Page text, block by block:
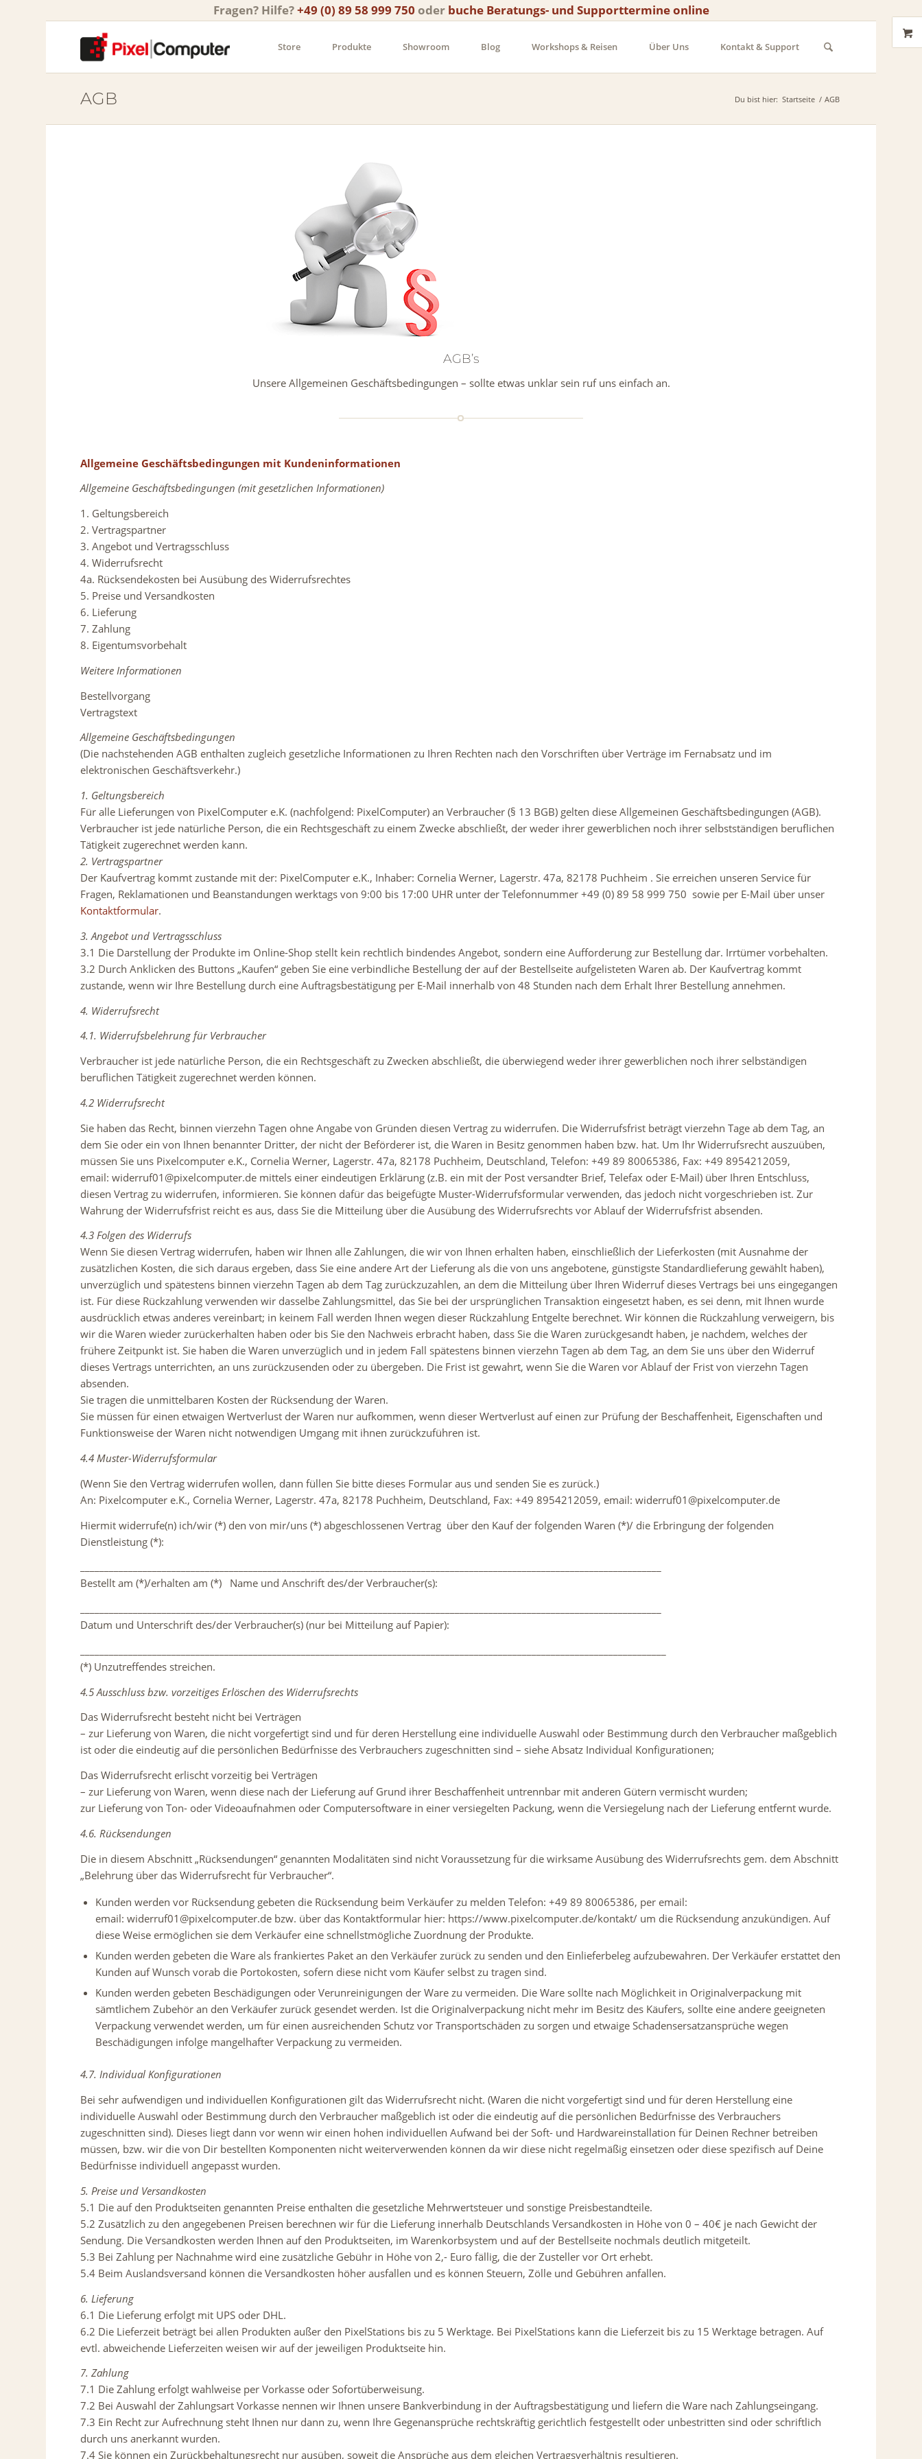
Fragen? Hilfe?+49 (0) 89 58 999 750 oder buche Beratungs- und Supporttermine online
Store Produkte Showroom Blog Workshops & Reisen Über Uns Kontakt & Support
AGB Du bist hier: Startseite / AGB
AGB’s
Unsere Allgemeinen Geschäftsbedingungen – sollte etwas unklar sein ruf uns einfach an.
Allgemeine Geschäftsbedingungen mit Kundeninformationen
Allgemeine Geschäftsbedingungen (mit gesetzlichen Informationen)
1. Geltungsbereich
2. Vertragspartner
3. Angebot und Vertragsschluss
4. Widerrufsrecht
4a. Rücksendekosten bei Ausübung des Widerrufsrechtes
5. Preise und Versandkosten
6. Lieferung
7. Zahlung
8. Eigentumsvorbehalt
Weitere Informationen
Bestellvorgang
Vertragstext
Allgemeine Geschäftsbedingungen
(Die nachstehenden AGB enthalten zugleich gesetzliche Informationen zu Ihren Rechten nach den Vorschriften über Verträge im Fernabsatz und im
elektronischen Geschäftsverkehr.)
1. Geltungsbereich
Für alle Lieferungen von PixelComputer e.K. (nachfolgend: PixelComputer) an Verbraucher (§ 13 BGB) gelten diese Allgemeinen Geschäftsbedingungen (AGB).
Verbraucher ist jede natürliche Person, die ein Rechtsgeschäft zu einem Zwecke abschließt, der weder ihrer gewerblichen noch ihrer selbstständigen beruflichen
Tätigkeit zugerechnet werden kann.
2. Vertragspartner
Der Kaufvertrag kommt zustande mit der: PixelComputer e.K., Inhaber: Cornelia Werner, Lagerstr. 47a, 82178 Puchheim . Sie erreichen unseren Service für
Fragen, Reklamationen und Beanstandungen werktags von 9:00 bis 17:00 UHR unter der Telefonnummer +49 (0) 89 58 999 750 sowie per E-Mail über unser
Kontaktformular.
3. Angebot und Vertragsschluss
3.1 Die Darstellung der Produkte im Online-Shop stellt kein rechtlich bindendes Angebot, sondern eine Aufforderung zur Bestellung dar. Irrtümer vorbehalten.
3.2 Durch Anklicken des Buttons „Kaufen“ geben Sie eine verbindliche Bestellung der auf der Bestellseite aufgelisteten Waren ab. Der Kaufvertrag kommt
zustande, wenn wir Ihre Bestellung durch eine Auftragsbestätigung per E-Mail innerhalb von 48 Stunden nach dem Erhalt Ihrer Bestellung annehmen.
4. Widerrufsrecht
4.1. Widerrufsbelehrung für Verbraucher
Verbraucher ist jede natürliche Person, die ein Rechtsgeschäft zu Zwecken abschließt, die überwiegend weder ihrer gewerblichen noch ihrer selbständigen
beruflichen Tätigkeit zugerechnet werden können.
4.2 Widerrufsrecht
Sie haben das Recht, binnen vierzehn Tagen ohne Angabe von Gründen diesen Vertrag zu widerrufen. Die Widerrufsfrist beträgt vierzehn Tage ab dem Tag, an
dem Sie oder ein von Ihnen benannter Dritter, der nicht der Beförderer ist, die Waren in Besitz genommen haben bzw. hat. Um Ihr Widerrufsrecht auszuüben,
müssen Sie uns Pixelcomputer e.K., Cornelia Werner, Lagerstr. 47a, 82178 Puchheim, Deutschland, Telefon: +49 89 80065386, Fax: +49 8954212059,
email: widerruf01@pixelcomputer.de mittels einer eindeutigen Erklärung (z.B. ein mit der Post versandter Brief, Telefax oder E-Mail) über Ihren Entschluss,
diesen Vertrag zu widerrufen, informieren. Sie können dafür das beigefügte Muster-Widerrufsformular verwenden, das jedoch nicht vorgeschrieben ist. Zur
Wahrung der Widerrufsfrist reicht es aus, dass Sie die Mitteilung über die Ausübung des Widerrufsrechts vor Ablauf der Widerrufsfrist absenden.
4.3 Folgen des Widerrufs
Wenn Sie diesen Vertrag widerrufen, haben wir Ihnen alle Zahlungen, die wir von Ihnen erhalten haben, einschließlich der Lieferkosten (mit Ausnahme der
zusätzlichen Kosten, die sich daraus ergeben, dass Sie eine andere Art der Lieferung als die von uns angebotene, günstigste Standardlieferung gewählt haben),
unverzüglich und spätestens binnen vierzehn Tagen ab dem Tag zurückzuzahlen, an dem die Mitteilung über Ihren Widerruf dieses Vertrags bei uns eingegangen
ist. Für diese Rückzahlung verwenden wir dasselbe Zahlungsmittel, das Sie bei der ursprünglichen Transaktion eingesetzt haben, es sei denn, mit Ihnen wurde
ausdrücklich etwas anderes vereinbart; in keinem Fall werden Ihnen wegen dieser Rückzahlung Entgelte berechnet. Wir können die Rückzahlung verweigern, bis
wir die Waren wieder zurückerhalten haben oder bis Sie den Nachweis erbracht haben, dass Sie die Waren zurückgesandt haben, je nachdem, welches der
frühere Zeitpunkt ist. Sie haben die Waren unverzüglich und in jedem Fall spätestens binnen vierzehn Tagen ab dem Tag, an dem Sie uns über den Widerruf
dieses Vertrags unterrichten, an uns zurückzusenden oder zu übergeben. Die Frist ist gewahrt, wenn Sie die Waren vor Ablauf der Frist von vierzehn Tagen
absenden.
Sie tragen die unmittelbaren Kosten der Rücksendung der Waren.
Sie müssen für einen etwaigen Wertverlust der Waren nur aufkommen, wenn dieser Wertverlust auf einen zur Prüfung der Beschaffenheit, Eigenschaften und
Funktionsweise der Waren nicht notwendigen Umgang mit ihnen zurückzuführen ist.
4.4 Muster-Widerrufsformular
(Wenn Sie den Vertrag widerrufen wollen, dann füllen Sie bitte dieses Formular aus und senden Sie es zurück.)
An: Pixelcomputer e.K., Cornelia Werner, Lagerstr. 47a, 82178 Puchheim, Deutschland, Fax: +49 8954212059, email: widerruf01@pixelcomputer.de
Hiermit widerrufe(n) ich/wir (*) den von mir/uns (*) abgeschlossenen Vertrag über den Kauf der folgenden Waren (*)/ die Erbringung der folgenden
Dienstleistung (*):
Bestellt am (*)/erhalten am (*) Name und Anschrift des/der Verbraucher(s):
Datum und Unterschrift des/der Verbraucher(s) (nur bei Mitteilung auf Papier):
(*) Unzutreffendes streichen.
4.5 Ausschluss bzw. vorzeitiges Erlöschen des Widerrufsrechts
Das Widerrufsrecht besteht nicht bei Verträgen
– zur Lieferung von Waren, die nicht vorgefertigt sind und für deren Herstellung eine individuelle Auswahl oder Bestimmung durch den Verbraucher maßgeblich
ist oder die eindeutig auf die persönlichen Bedürfnisse des Verbrauchers zugeschnitten sind – siehe Absatz Individual Konfigurationen;
Das Widerrufsrecht erlischt vorzeitig bei Verträgen
– zur Lieferung von Waren, wenn diese nach der Lieferung auf Grund ihrer Beschaffenheit untrennbar mit anderen Gütern vermischt wurden;
zur Lieferung von Ton- oder Videoaufnahmen oder Computersoftware in einer versiegelten Packung, wenn die Versiegelung nach der Lieferung entfernt wurde.
4.6. Rücksendungen
Die in diesem Abschnitt „Rücksendungen“ genannten Modalitäten sind nicht Voraussetzung für die wirksame Ausübung des Widerrufsrechts gem. dem Abschnitt
„Belehrung über das Widerrufsrecht für Verbraucher“.
Kunden werden vor Rücksendung gebeten die Rücksendung beim Verkäufer zu melden Telefon: +49 89 80065386, per email:
email: widerruf01@pixelcomputer.de bzw. über das Kontaktformular hier: https://www.pixelcomputer.de/kontakt/ um die Rücksendung anzukündigen. Auf
diese Weise ermöglichen sie dem Verkäufer eine schnellstmögliche Zuordnung der Produkte.
Kunden werden gebeten die Ware als frankiertes Paket an den Verkäufer zurück zu senden und den Einlieferbeleg aufzubewahren. Der Verkäufer erstattet den
Kunden auf Wunsch vorab die Portokosten, sofern diese nicht vom Käufer selbst zu tragen sind.
Kunden werden gebeten Beschädigungen oder Verunreinigungen der Ware zu vermeiden. Die Ware sollte nach Möglichkeit in Originalverpackung mit
sämtlichem Zubehör an den Verkäufer zurück gesendet werden. Ist die Originalverpackung nicht mehr im Besitz des Käufers, sollte eine andere geeigneten
Verpackung verwendet werden, um für einen ausreichenden Schutz vor Transportschäden zu sorgen und etwaige Schadensersatzansprüche wegen
Beschädigungen infolge mangelhafter Verpackung zu vermeiden.
4.7. Individual Konfigurationen
Bei sehr aufwendigen und individuellen Konfigurationen gilt das Widerrufsrecht nicht. (Waren die nicht vorgefertigt sind und für deren Herstellung eine
individuelle Auswahl oder Bestimmung durch den Verbraucher maßgeblich ist oder die eindeutig auf die persönlichen Bedürfnisse des Verbrauchers
zugeschnitten sind). Dieses liegt dann vor wenn wir einen hohen individuellen Aufwand bei der Soft- und Hardwareinstallation für Deinen Rechner betreiben
müssen, bzw. wir die von Dir bestellten Komponenten nicht weiterverwenden können da wir diese nicht regelmäßig einsetzen oder diese spezifisch auf Deine
Bedürfnisse individuell angepasst wurden.
5. Preise und Versandkosten
5.1 Die auf den Produktseiten genannten Preise enthalten die gesetzliche Mehrwertsteuer und sonstige Preisbestandteile.
5.2 Zusätzlich zu den angegebenen Preisen berechnen wir für die Lieferung innerhalb Deutschlands Versandkosten in Höhe von 0 – 40€ je nach Gewicht der
Sendung. Die Versandkosten werden Ihnen auf den Produktseiten, im Warenkorbsystem und auf der Bestellseite nochmals deutlich mitgeteilt.
5.3 Bei Zahlung per Nachnahme wird eine zusätzliche Gebühr in Höhe von 2,- Euro fällig, die der Zusteller vor Ort erhebt.
5.4 Beim Auslandsversand können die Versandkosten höher ausfallen und es können Steuern, Zölle und Gebühren anfallen.
6. Lieferung
6.1 Die Lieferung erfolgt mit UPS oder DHL.
6.2 Die Lieferzeit beträgt bei allen Produkten außer den PixelStations bis zu 5 Werktage. Bei PixelStations kann die Lieferzeit bis zu 15 Werktage betragen. Auf
evtl. abweichende Lieferzeiten weisen wir auf der jeweiligen Produktseite hin.
7. Zahlung
7.1 Die Zahlung erfolgt wahlweise per Vorkasse oder Sofortüberweisung.
7.2 Bei Auswahl der Zahlungsart Vorkasse nennen wir Ihnen unsere Bankverbindung in der Auftragsbestätigung und liefern die Ware nach Zahlungseingang.
7.3 Ein Recht zur Aufrechnung steht Ihnen nur dann zu, wenn Ihre Gegenansprüche rechtskräftig gerichtlich festgestellt oder unbestritten sind oder schriftlich
durch uns anerkannt wurden.
7.4 Sie können ein Zurückbehaltungsrecht nur ausüben, soweit die Ansprüche aus dem gleichen Vertragsverhältnis resultieren.